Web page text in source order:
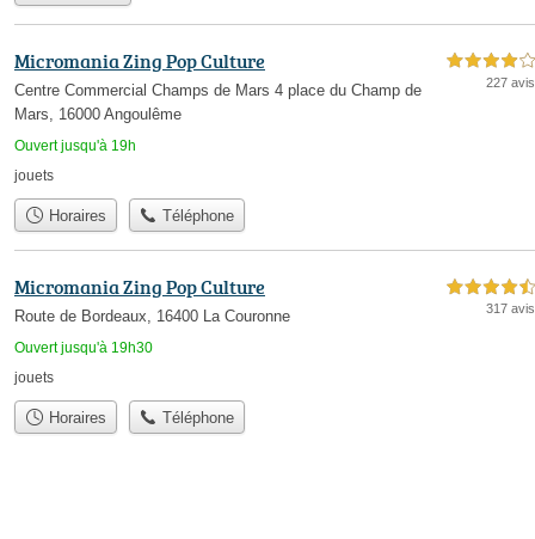
Micromania Zing Pop Culture
Centre Commercial Champs de Mars 4 place du Champ de
Mars, 16000 Angoulême
Ouvert jusqu'à 19h
4,0 étoiles sur 5
227 avis
jouets
Horaires Téléphone
Micromania Zing Pop Culture
Route de Bordeaux, 16400 La Couronne
Ouvert jusqu'à 19h30
4,5 étoiles sur 5
317 avis
jouets
Horaires Téléphone